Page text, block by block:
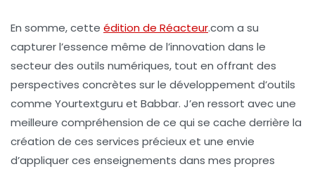
En somme, cette édition de Réacteur.com a su
capturer l’essence même de l’innovation dans le
secteur des outils numériques, tout en offrant des
perspectives concrètes sur le développement d’outils
comme Yourtextguru et Babbar. J’en ressort avec une
meilleure compréhension de ce qui se cache derrière la
création de ces services précieux et une envie
d’appliquer ces enseignements dans mes propres